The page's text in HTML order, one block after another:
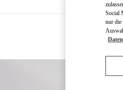
Social
nur die